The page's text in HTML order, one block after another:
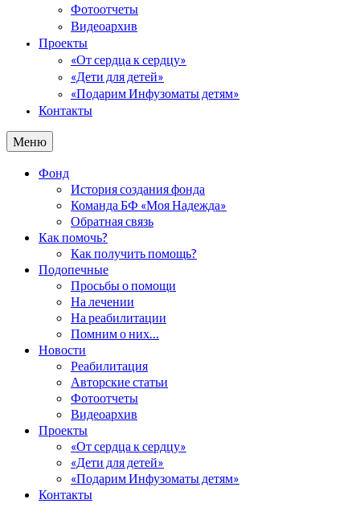
Фотоотчеты
Видеоархив
Проекты
«От сердца к сердцу»
«Дети для детей»
«Подарим Инфузоматы детям»
Контакты
Меню
Фонд
История создания фонда
Команда БФ «Моя Надежда»
Обратная связь
Как помочь?
Как получить помощь?
Подопечные
Просьбы о помощи
На лечении
На реабилитации
Помним о них…
Новости
Реабилитация
Авторские статьи
Фотоотчеты
Видеоархив
Проекты
«От сердца к сердцу»
«Дети для детей»
«Подарим Инфузоматы детям»
Контакты